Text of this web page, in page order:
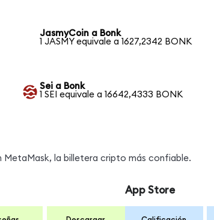
JasmyCoin a Bonk
1 JASMY equivale a 1627,2342 BONK
Sei a Bonk
1 SEI equivale a 16642,4333 BONK
MetaMask, la billetera cripto más confiable.
App Store